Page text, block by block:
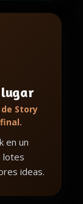
lugar
Story
en un
lotes
ideas.